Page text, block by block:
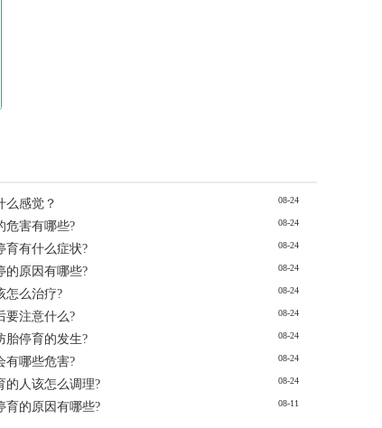
08-24
么感觉？
08-24
危害有哪些?
08-24
育有什么症状?
08-24
的原因有哪些?
08-24
怎么治疗?
08-24
要注意什么?
08-24
胎停育的发生?
08-24
有哪些危害?
08-24
的人该怎么调理?
08-11
育的原因有哪些?